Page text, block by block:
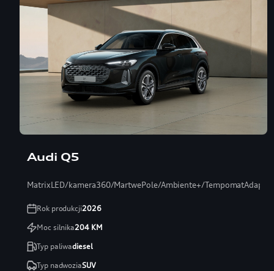
Audi Q5
MatrixLED/kamera360/MartwePole/Ambiente+/
Rok produkcji2026
Moc silnika204KM
Typ paliwadiesel
Typ nadwoziaSUV